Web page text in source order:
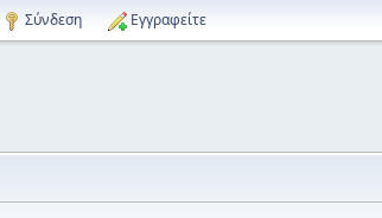
Σύνδεση Εγγραφείτε